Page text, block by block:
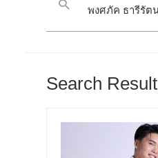
Search Result